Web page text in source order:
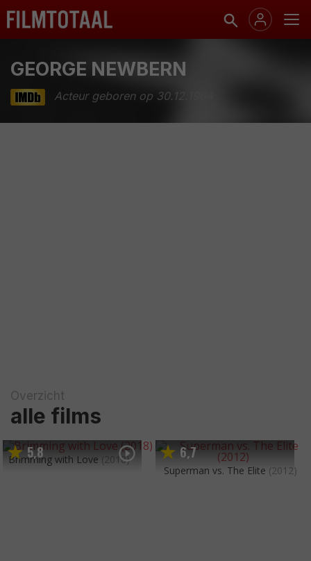
GEORGE NEWBERN
Acteur geboren op 30.12.1964
Overzicht
alle films
5,8
Brimming with Love (2018) 6,7
Superman vs. The Elite (2012)